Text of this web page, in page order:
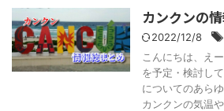
カンクンの
2022/12/8
こんにちは、え
を予定・検討し
についてのあら
カンクンの気温